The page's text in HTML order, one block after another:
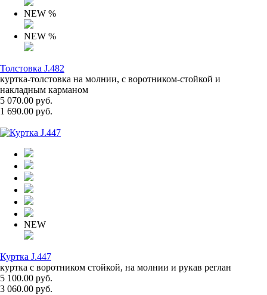
NEW %
NEW %
Толстовка J.482
куртка-толстовка на молнии, с воротником-стойкой и
накладным карманом
5 070.00 руб.
1 690.00 руб.
NEW
Куртка J.447
куртка с воротником стойкой, на молнии и рукав реглан
5 100.00 руб.
3 060.00 руб.